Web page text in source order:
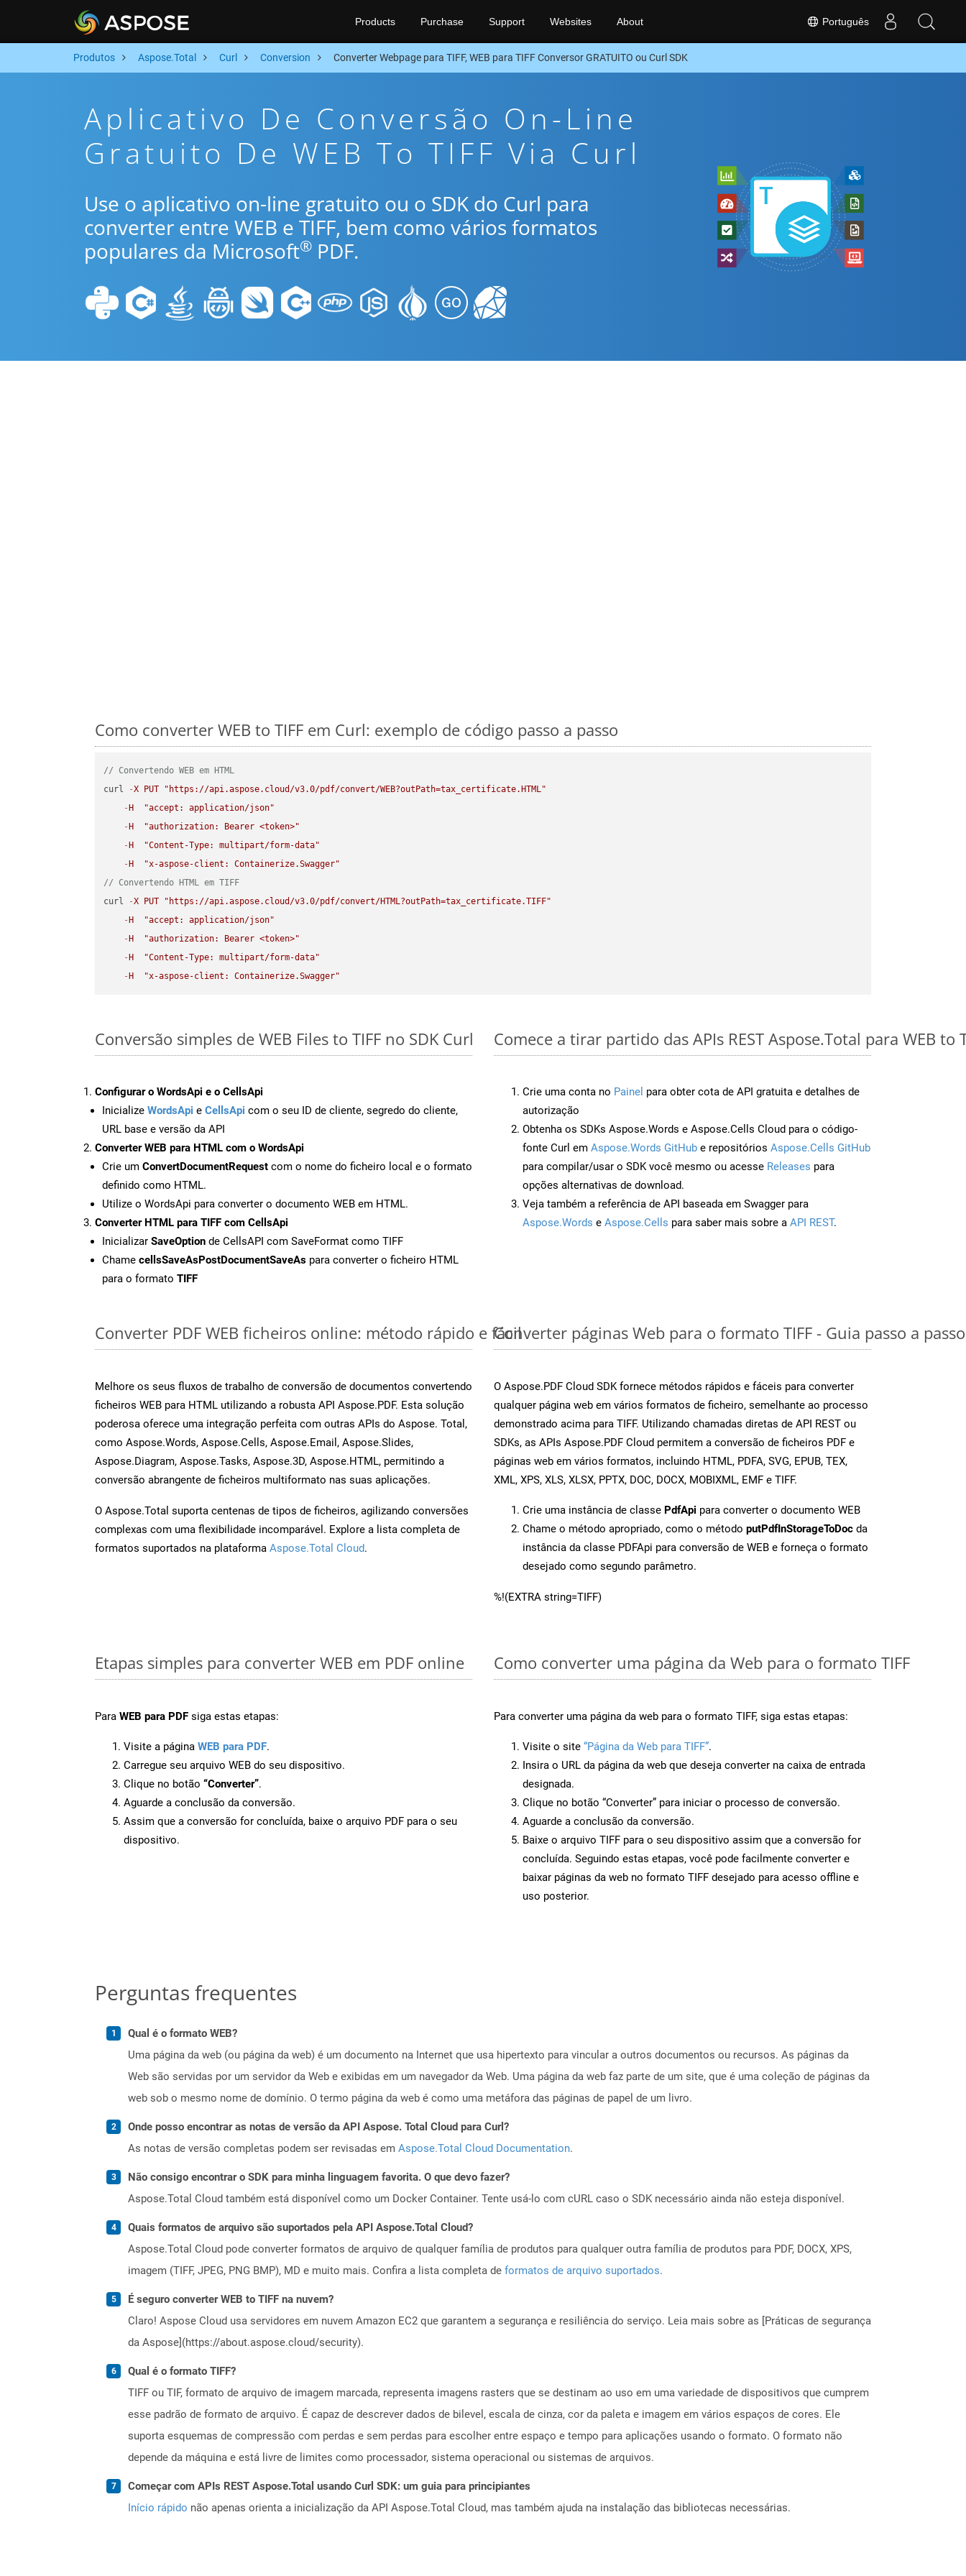
Português
Products Purchase Support Websites About
Produtos Aspose.Total Curl Conversion Converter Webpage para TIFF, WEB para TIFF Conversor GRATUITO ou Curl SDK
Aplicativo De Conversão On-Line
Gratuito De WEB To TIFF Via Curl
Use o aplicativo on-line gratuito ou o SDK do Curl para
converter entre WEB e TIFF, bem como vários formatos
populares da Microsoft® PDF.
Como converter WEB to TIFF em Curl: exemplo de código passo a passo
// Convertendo WEB em HTML
curl
-X PUT
"https://api.aspose.cloud/v3.0/pdf/convert/WEB?outPath=tax_certificate.HTML"
- H
"accept: application/json"
- H
"authorization: Bearer <token>"
- H
"Content-Type: multipart/form-data"
- H
"x-aspose-client: Containerize.Swagger"
// Convertendo HTML em TIFF
curl
-X PUT
"https://api.aspose.cloud/v3.0/pdf/convert/HTML?outPath=tax_certificate.TIFF"
- H
"accept: application/json"
- H
"authorization: Bearer <token>"
- H
"Content-Type: multipart/form-data"
- H "x-aspose-client: Containerize.Swagger"
Conversão simples de WEB Files to TIFF no SDK Curl
Configurar o WordsApi e o CellsApi
Inicialize WordsApi e CellsApi com o seu ID de cliente, segredo do cliente,
URL base e versão da API
Converter WEB para HTML com o WordsApi
Crie um ConvertDocumentRequest com o nome do ficheiro local e o formato
definido como HTML.
Utilize o WordsApi para converter o documento WEB em HTML.
Converter HTML para TIFF com CellsApi
Inicializar SaveOption de CellsAPI com SaveFormat como TIFF
Chame cellsSaveAsPostDocumentSaveAs para converter o ficheiro HTML
para o formato TIFF
Comece a tirar partido das APIs REST Aspose.Total para WEB to
Crie uma conta no Painel para obter cota de API gratuita e detalhes de
autorização
Obtenha os SDKs Aspose.Words e Aspose.Cells Cloud para o código-
fonte Curl em Aspose.Words GitHub e repositórios Aspose.Cells GitHub
para compilar/usar o SDK você mesmo ou acesse Releases para
opções alternativas de download.
Veja também a referência de API baseada em Swagger para
Aspose.Words e Aspose.Cells para saber mais sobre a API REST.
Converter PDF WEB ficheiros online: método rápido e fácil
Melhore os seus fluxos de trabalho de conversão de documentos convertendo
ficheiros WEB para HTML utilizando a robusta API Aspose.PDF. Esta solução
poderosa oferece uma integração perfeita com outras APIs do Aspose. Total,
como Aspose.Words, Aspose.Cells, Aspose.Email, Aspose.Slides,
Aspose.Diagram, Aspose.Tasks, Aspose.3D, Aspose.HTML, permitindo a
conversão abrangente de ficheiros multiformato nas suas aplicações.
O Aspose.Total suporta centenas de tipos de ficheiros, agilizando conversões
complexas com uma flexibilidade incomparável. Explore a lista completa de
formatos suportados na plataforma Aspose.Total Cloud.
Converter páginas Web para o formato TIFF - Guia passo a passo
O Aspose.PDF Cloud SDK fornece métodos rápidos e fáceis para converter
qualquer página web em vários formatos de ficheiro, semelhante ao processo
demonstrado acima para TIFF. Utilizando chamadas diretas de API REST ou
SDKs, as APIs Aspose.PDF Cloud permitem a conversão de ficheiros PDF e
páginas web em vários formatos, incluindo HTML, PDFA, SVG, EPUB, TEX,
XML, XPS, XLS, XLSX, PPTX, DOC, DOCX, MOBIXML, EMF e TIFF.
Crie uma instância de classe PdfApi para converter o documento WEB
Chame o método apropriado, como o método putPdfInStorageToDoc da
instância da classe PDFApi para conversão de WEB e forneça o formato
desejado como segundo parâmetro.
%!(EXTRA string=TIFF)
Etapas simples para converter WEB em PDF online
Para WEB para PDF siga estas etapas:
Visite a página WEB para PDF.
Carregue seu arquivo WEB do seu dispositivo.
Clique no botão “Converter”.
Aguarde a conclusão da conversão.
Assim que a conversão for concluída, baixe o arquivo PDF para o seu
dispositivo.
Como converter uma página da Web para o formato TIFF
Para converter uma página da web para o formato TIFF, siga estas etapas:
Visite o site “Página da Web para TIFF”.
Insira o URL da página da web que deseja converter na caixa de entrada
designada.
Clique no botão “Converter” para iniciar o processo de conversão.
Aguarde a conclusão da conversão.
Baixe o arquivo TIFF para o seu dispositivo assim que a conversão for
concluída. Seguindo estas etapas, você pode facilmente converter e
baixar páginas da web no formato TIFF desejado para acesso offline e
uso posterior.
Perguntas frequentes
Qual é o formato WEB?
Uma página da web (ou página da web) é um documento na Internet que usa hipertexto para vincular a outros documentos ou recursos. As páginas da
Web são servidas por um servidor da Web e exibidas em um navegador da Web. Uma página da web faz parte de um site, que é uma coleção de páginas da
web sob o mesmo nome de domínio. O termo página da web é como uma metáfora das páginas de papel de um livro.
Onde posso encontrar as notas de versão da API Aspose. Total Cloud para Curl?
As notas de versão completas podem ser revisadas em Aspose.Total Cloud Documentation.
Não consigo encontrar o SDK para minha linguagem favorita. O que devo fazer?
Aspose.Total Cloud também está disponível como um Docker Container. Tente usá-lo com cURL caso o SDK necessário ainda não esteja disponível.
Quais formatos de arquivo são suportados pela API Aspose.Total Cloud?
Aspose.Total Cloud pode converter formatos de arquivo de qualquer família de produtos para qualquer outra família de produtos para PDF, DOCX, XPS,
imagem (TIFF, JPEG, PNG BMP), MD e muito mais. Confira a lista completa de formatos de arquivo suportados.
É seguro converter WEB to TIFF na nuvem?
Claro! Aspose Cloud usa servidores em nuvem Amazon EC2 que garantem a segurança e resiliência do serviço. Leia mais sobre as [Práticas de segurança
da Aspose](https://about.aspose.cloud/security).
Qual é o formato TIFF?
TIFF ou TIF, formato de arquivo de imagem marcada, representa imagens rasters que se destinam ao uso em uma variedade de dispositivos que cumprem
esse padrão de formato de arquivo. É capaz de descrever dados de bilevel, escala de cinza, cor da paleta e imagem em vários espaços de cores. Ele
suporta esquemas de compressão com perdas e sem perdas para escolher entre espaço e tempo para aplicações usando o formato. O formato não
depende da máquina e está livre de limites como processador, sistema operacional ou sistemas de arquivos.
Começar com APIs REST Aspose.Total usando Curl SDK: um guia para principiantes
Início rápido não apenas orienta a inicialização da API Aspose.Total Cloud, mas também ajuda na instalação das bibliotecas necessárias.